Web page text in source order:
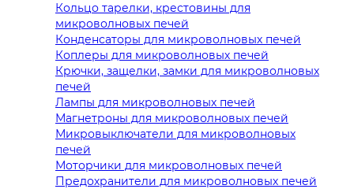
Кольцо тарелки, крестовины для
микроволновых печей
Конденсаторы для микроволновых печей
Коплеры для микроволновых печей
Крючки, защелки, замки для микроволновых
печей
Лампы для микроволновых печей
Магнетроны для микроволновых печей
Микровыключатели для микроволновых
печей
Моторчики для микроволновых печей
Предохранители для микроволновых печей